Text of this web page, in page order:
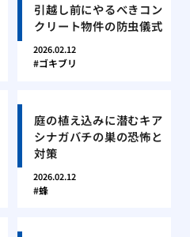
引越し前にやるべきコン
クリート物件の防虫儀式
2026.02.12
ゴキブリ
庭の植え込みに潜むキア
シナガバチの巣の恐怖と
対策
2026.02.12
蜂